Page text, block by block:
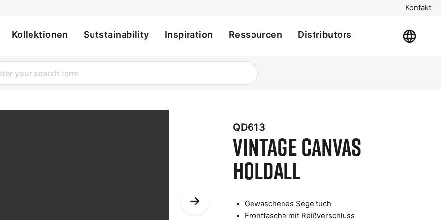
Kontakt
Kollektionen Sutstainability Inspiration Ressourcen Distributors
QD613
Vintage Canvas
Holdall
Gewaschenes Segeltuch
Fronttasche mit Reißverschluss